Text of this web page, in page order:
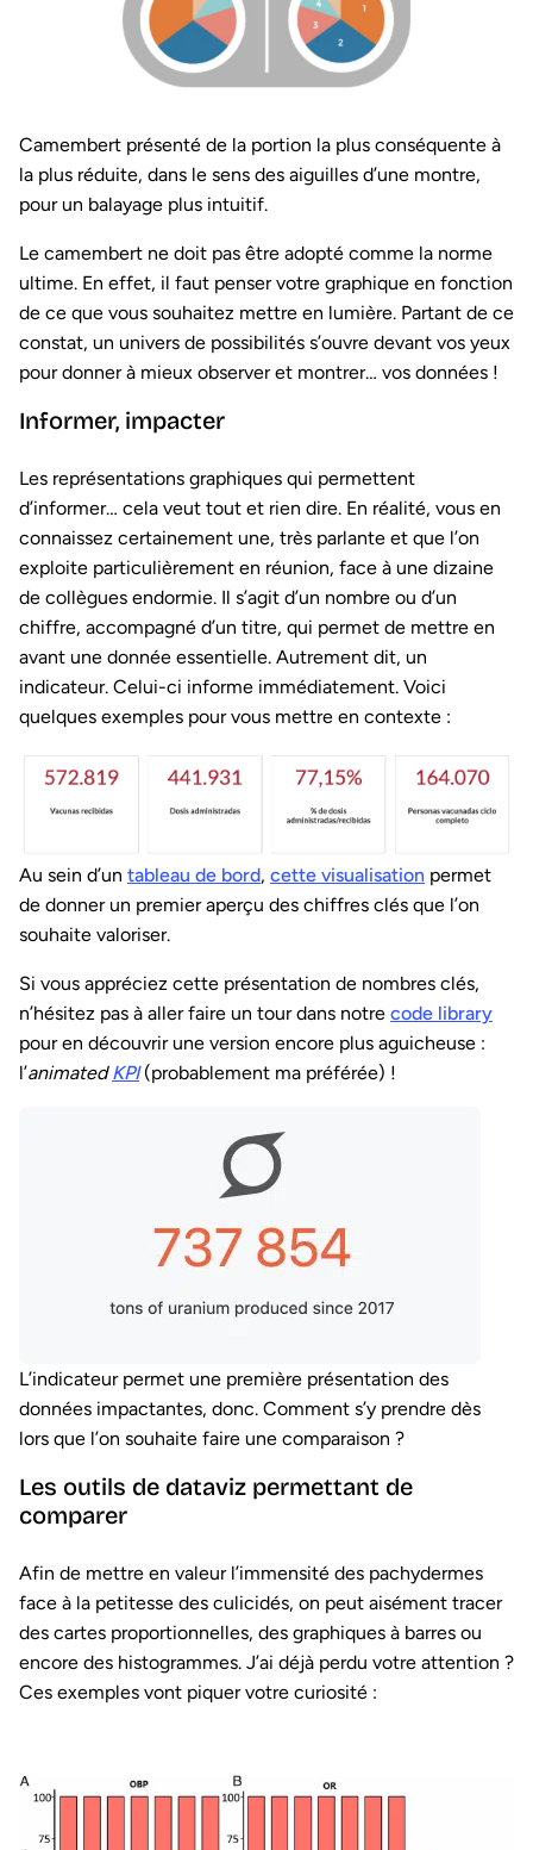
Camembert présenté de la portion la plus conséquente à
la plus réduite, dans le sens des aiguilles d’une montre,
pour un balayage plus intuitif.
Le camembert ne doit pas être adopté comme la norme
ultime. En effet, il faut penser votre graphique en fonction
de ce que vous souhaitez mettre en lumière. Partant de ce
constat, un univers de possibilités s’ouvre devant vos yeux
pour donner à mieux observer et montrer… vos données !
Informer, impacter
Les représentations graphiques qui permettent
d’informer… cela veut tout et rien dire. En réalité, vous en
connaissez certainement une, très parlante et que l’on
exploite particulièrement en réunion, face à une dizaine
de collègues endormie. Il s’agit d’un nombre ou d’un
chiffre, accompagné d’un titre, qui permet de mettre en
avant une donnée essentielle. Autrement dit, un
indicateur. Celui-ci informe immédiatement. Voici
quelques exemples pour vous mettre en contexte :
Au sein d’un tableau de bord, cette visualisation permet
de donner un premier aperçu des chiffres clés que l’on
souhaite valoriser.
Si vous appréciez cette présentation de nombres clés,
n’hésitez pas à aller faire un tour dans notre code library
pour en découvrir une version encore plus aguicheuse :
l’animatedKPI(probablement ma préférée) !
L’indicateur permet une première présentation des
données impactantes, donc. Comment s’y prendre dès
lors que l’on souhaite faire une comparaison ?
Les outils de dataviz permettant de
comparer
Afin de mettre en valeur l’immensité des pachydermes
face à la petitesse des culicidés, on peut aisément tracer
des cartes proportionnelles, des graphiques à barres ou
encore des histogrammes. J’ai déjà perdu votre attention ?
Ces exemples vont piquer votre curiosité :